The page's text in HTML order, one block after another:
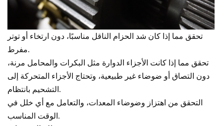
تحقق مما إذا كان شد الحزام الناقل مناسبًا، دون ارتخاء أو توتر
مفرط.
تحقق مما إذا كانت الأجزاء الدوارة مثل البكرات والمحامل مرنة،
دون التصاق أو ضوضاء غير طبيعية، وتحتاج الأجزاء المتحركة إلى
التشحيم بانتظام.
التحقق من اهتزاز وضوضاء المعدات، والتعامل مع أي خلل في
الوقت المناسب.